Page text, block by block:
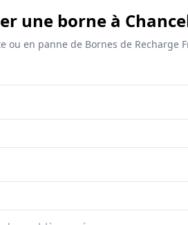
une borne à
en panne de Bornes de Recharge